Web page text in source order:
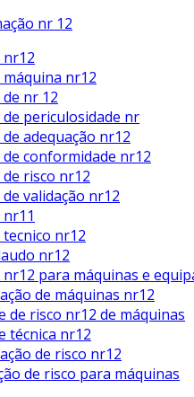
nr 12
nr12
máquina nr12
nr 12
de periculosidade nr
adequação nr12
de conformidade nr12
risco nr12
validação nr12
tecnico nr12
nr12
nr12 para máquinas e
de máquinas nr12
de risco nr12 de máquinas
técnica nr12
de risco nr12
de risco para máquinas